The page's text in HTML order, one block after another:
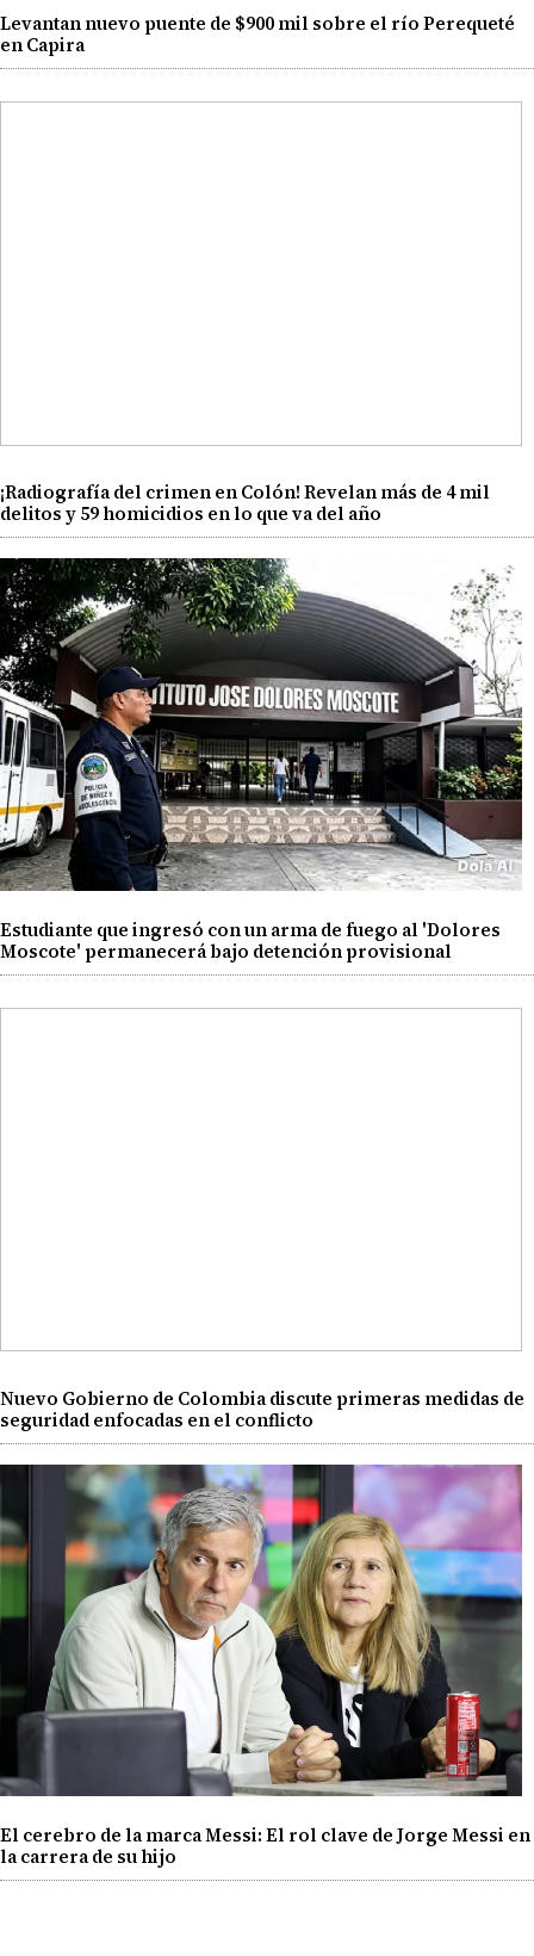
Levantan nuevo puente de $900 mil sobre el río Perequeté
en Capira
¡Radiografía del crimen en Colón! Revelan más de 4 mil
delitos y 59 homicidios en lo que va del año
Estudiante que ingresó con un arma de fuego al 'Dolores
Moscote' permanecerá bajo detención provisional
Nuevo Gobierno de Colombia discute primeras medidas de
seguridad enfocadas en el conflicto
El cerebro de la marca Messi: El rol clave de Jorge Messi en
la carrera de su hijo